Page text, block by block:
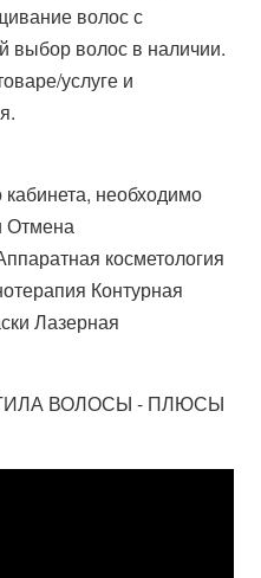
волос с
волос в наличии.
услуге и
необходимо
Отмена
косметология
Контурная
Лазерная
ВОЛОСЫ - ПЛЮСЫ